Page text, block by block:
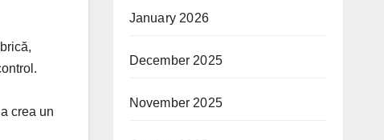
crea un
January 2026
December 2025
November 2025